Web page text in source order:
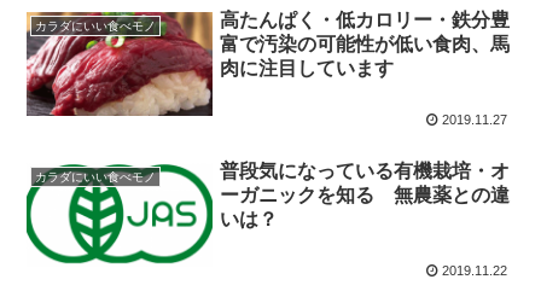
カラダにいい食べモノ
高たんぱく・低カロリー・鉄分豊
富で汚染の可能性が低い食肉、馬
肉に注目しています
2019.11.27
カラダにいい食べモノ
普段気になっている有機栽培・オ
ーガニックを知る 無農薬との違
いは？
2019.11.22